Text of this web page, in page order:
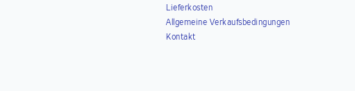
Lieferkosten
Allgemeine Verkaufsbedingungen
Kontakt